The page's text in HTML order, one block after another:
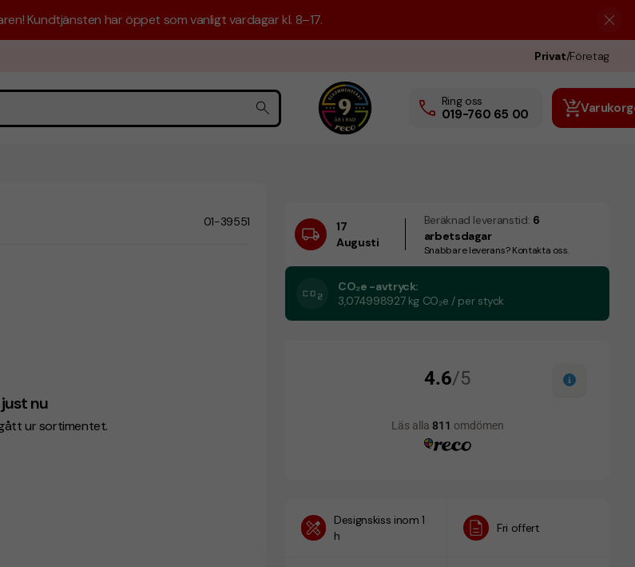
Kundtjänsten har öppet som vanligt vardagar kl. 8–17.
Privat/Företag
Ring oss
019-760 65 00
01-39551
nu
ur sortimentet.
17
Augusti
Beräknad leveranstid: 6
arbetsdagar
Snabbare leverans? Kontakta oss.
CO₂e -avtryck:
3,074998927 kg CO₂e / per styck
Designskiss inom 1
h
Fri offert